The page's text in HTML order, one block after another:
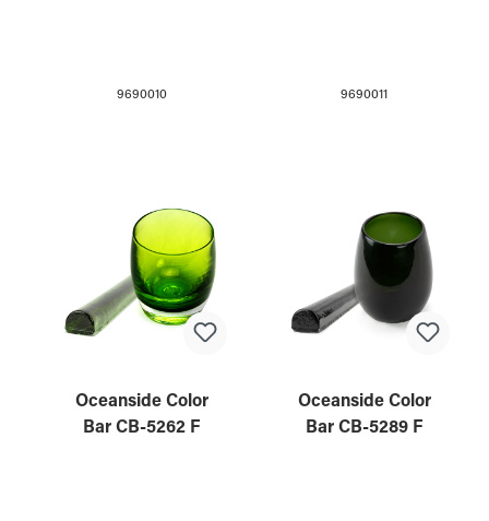
9690010 9690011
Oceanside Color
Bar CB-5262 F
Oceanside Color
Bar CB-5289 F